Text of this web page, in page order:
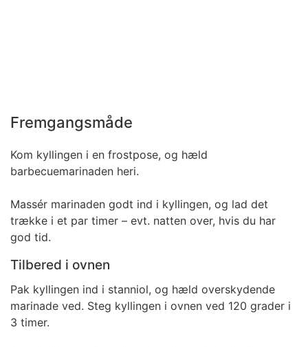
Fremgangsmåde
Kom kyllingen i en frostpose, og hæld
barbecuemarinaden heri.
Massér marinaden godt ind i kyllingen, og lad det
trække i et par timer – evt. natten over, hvis du har
god tid.
Tilbered i ovnen
Pak kyllingen ind i stanniol, og hæld overskydende
marinade ved. Steg kyllingen i ovnen ved 120 grader i
3 timer.